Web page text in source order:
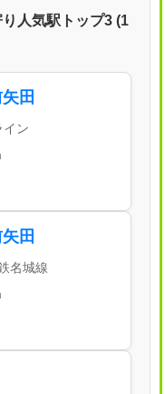
人気駅トップ3 (1
田
イン
田
名城線